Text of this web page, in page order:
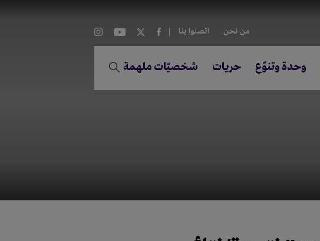
من نحن اتصلوا بنا
وحدة وتنوّع حريات شخصيّات ملهمة